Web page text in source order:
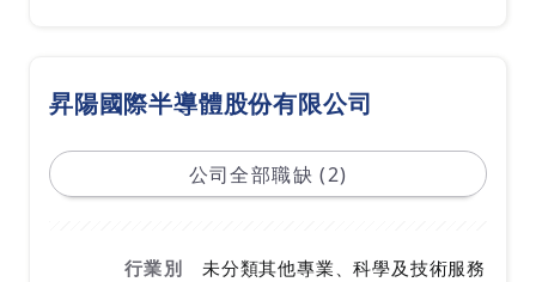
昇陽國際半導體股份有限公司
公司全部職缺 (2)
行業別
未分類其他專業、科學及技術服務